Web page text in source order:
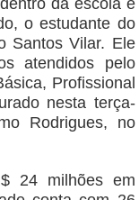
da escola é
o estudante do
Santos Vilar. Ele
atendidos pelo
Profissional
nesta terça-
Rodrigues, no
24 milhões em